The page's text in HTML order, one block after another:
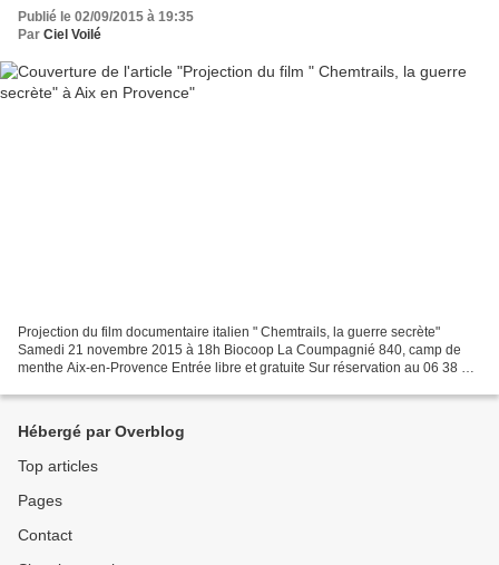
Publié le 02/09/2015 à 19:35
Par Ciel Voilé
Projection du film documentaire italien " Chemtrails, la guerre secrète"
Samedi 21 novembre 2015 à 18h Biocoop La Coumpagnié 840, camp de
menthe Aix-en-Provence Entrée libre et gratuite Sur réservation au 06 38 91
Hébergé par Overblog
Top articles
Pages
Contact